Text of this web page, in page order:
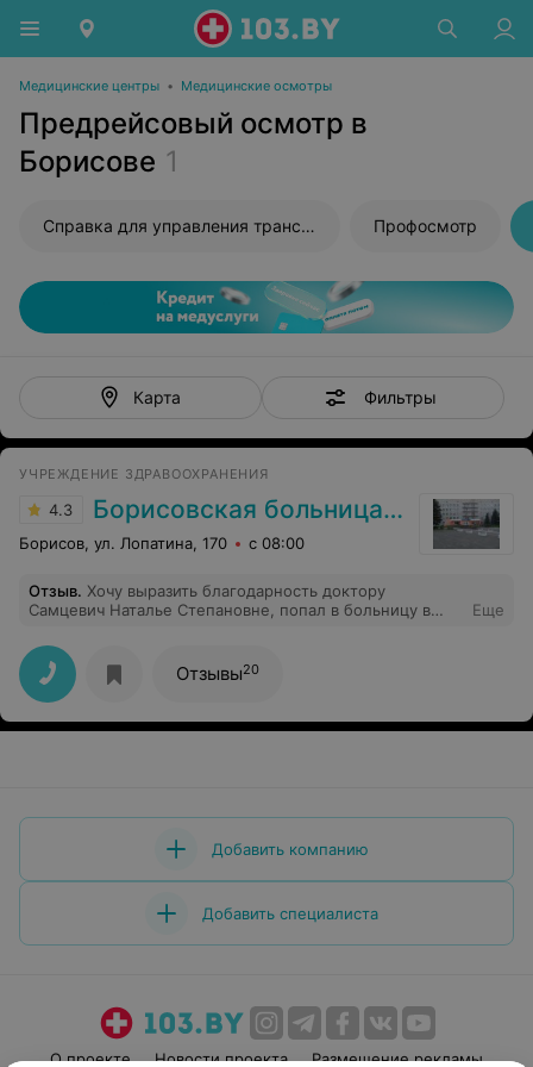
Медицинские центры • Медицинские осмотры
Предрейсовый осмотр в
Борисове 1
Справка для управления транспортным средством Профосмотр
Карта Фильтры
УЧРЕЖДЕНИЕ ЗДРАВООХРАНЕНИЯ
4.3 Борисовская больница № 2
Борисов, ул. Лопатина, 170 с 08:00
Отзыв. Хочу выразить благодарность доктору
Самцевич Наталье Степановне, попал в больницу в
все обследования. Доктор от бога, чуткая и
внимательная. Спасибо Вам! Некрашевич Анатолий.
Еще
Отзывы20
Добавить компанию
Добавить специалиста
О проекте Новости проекта Размещение рекламы